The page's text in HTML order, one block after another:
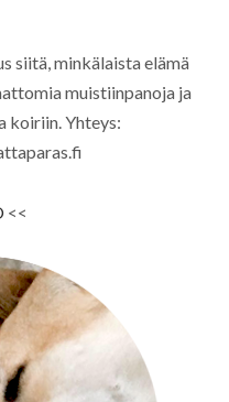
siitä, minkälaista elämä
muistiinpanoja ja
koiriin. Yhteys:
<<